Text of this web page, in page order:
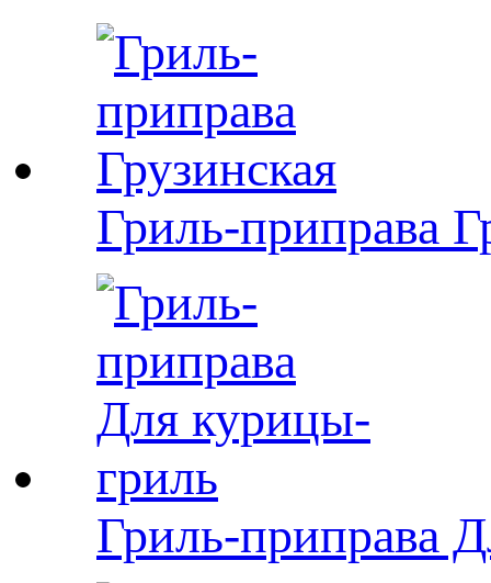
Гриль-приправа
Гриль-приправа